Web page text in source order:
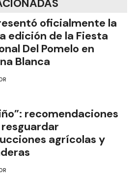
oficialmente la
edición de la Fiesta
Del Pomelo en
Blanca
recomendaciones
agrícolas y